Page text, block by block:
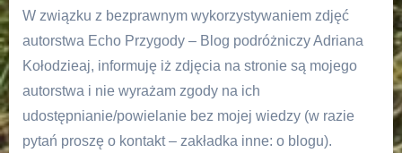
W związku z bezprawnym wykorzystywaniem zdjęć
autorstwa Echo Przygody – Blog podróżniczy Adriana
Kołodzieaj, informuję iż zdjęcia na stronie są mojego
autorstwa i nie wyrażam zgody na ich
udostępnianie/powielanie bez mojej wiedzy (w razie
pytań proszę o kontakt – zakładka inne: o blogu).